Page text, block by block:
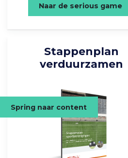
Spring naar content
Naar de serious game
Stappenplan
verduurzamen